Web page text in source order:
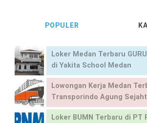
POPULER
Loker Medan Terbaru
di Yakita School Medan
Lowongan Kerja Medan
Transporindo Agung
Loker BUMN Terbaru di PT